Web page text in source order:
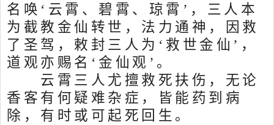
名唤‘云霄、碧霄、琼霄’，三人本
为截教金仙转世，法力通神，因救
了圣驾，敕封三人为‘救世金仙’，
道观亦赐名‘金仙观’。
云霄三人尤擅救死扶伤，无论
香客有何疑难杂症，皆能药到病
除，有时或可起死回生。